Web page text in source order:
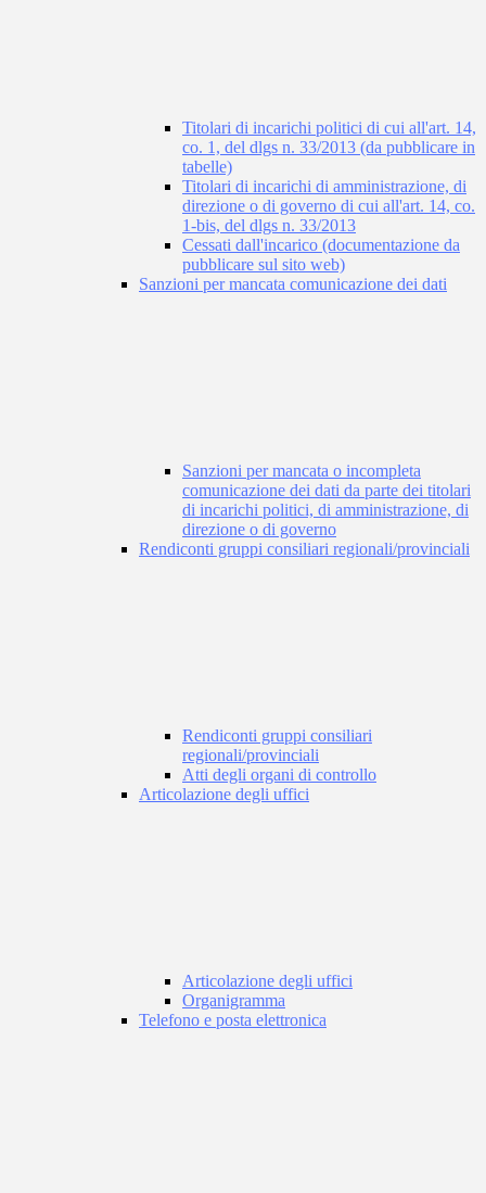
Titolari di incarichi politici di cui all'art. 14,
co. 1, del dlgs n. 33/2013 (da pubblicare in
tabelle)
Titolari di incarichi di amministrazione, di
direzione o di governo di cui all'art. 14, co.
1-bis, del dlgs n. 33/2013
Cessati dall'incarico (documentazione da
pubblicare sul sito web)
Sanzioni per mancata comunicazione dei dati
Sanzioni per mancata o incompleta
comunicazione dei dati da parte dei titolari
di incarichi politici, di amministrazione, di
direzione o di governo
Rendiconti gruppi consiliari regionali/provinciali
Rendiconti gruppi consiliari
regionali/provinciali
Atti degli organi di controllo
Articolazione degli uffici
Articolazione degli uffici
Organigramma
Telefono e posta elettronica